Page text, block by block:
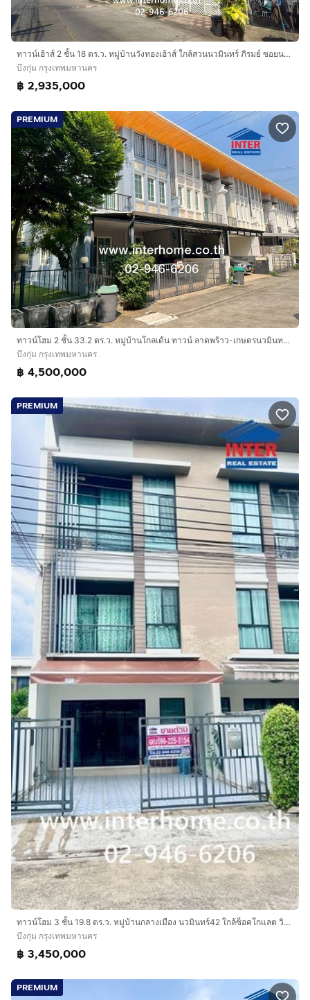
ทาวน์เฮ้าส์ 2 ชั้น 18 ตร.ว. หมู่บ้านวังทองเฮ้าส์ ใกล้สวนนวมินทร์ ภิรมย์ ซอยนวมินทร์57 ถนนนวมินทร์ ถนนลาดพร้าว เขตบึงกุ่ม กรุงเทพมหานคร
บึงกุ่ม กรุงเทพมหานคร
฿ 2,935,000
PREMIUM
ทาวน์โฮม 2 ชั้น 33.2 ตร.ว. หมู่บ้านโกลเด้น ทาวน์ ลาดพร้าว-เกษตรนวมินทร์ ซอยนวมินทร์42 แยก27 ถนนนวมินทร์ ถนนรามอินทรา เขตบึงกุ่ม กรุงเทพ
บึงกุ่ม กรุงเทพมหานคร
฿ 4,500,000
PREMIUM
ทาวน์โฮม 3 ชั้น 19.8 ตร.ว. หมู่บ้านกลางเมือง นวมินทร์42 ใกล้ซ็อคโกแลต วิลล์ ซอยนวมินทร์42 ถนนนวมินทร์ ถนนประเสร็ฐมนูกิจ เขตบึงกุ่ม กรุงเทพ
บึงกุ่ม กรุงเทพมหานคร
฿ 3,450,000
PREMIUM